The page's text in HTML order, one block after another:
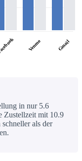
Venmo Gmail
in nur 5.6
Zustellzeit mit 10.9
als der